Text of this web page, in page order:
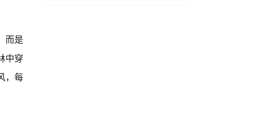
而是
中穿
，每